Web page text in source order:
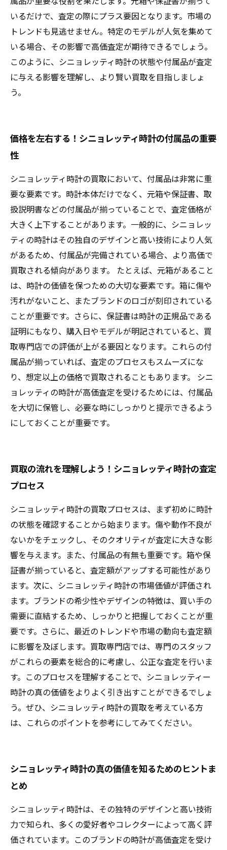
いるだけで、査定の際にプラス要因となります。市場の
トレンドも見逃せません。特定のモデルが人気を集めて
いる場合、その影響で高価査定が期待できるでしょう。
このように、シニョレッティ時計の状態や付属品が査定
に与える影響を理解し、より賢い買取を目指しましょ
う。
価格を左右する！シニョレッティ時計の付属品の重要
性
シニョレッティ時計の買取において、付属品は非常に重
要な要素です。時計本体だけでなく、元箱や保証書、取
扱説明書などの付属品が揃っていることで、査定価格が
大きく上下することがあります。一般的に、シニョレッ
ティの時計はその独自のデザインと高い技術により人気
があるため、付属品が完備されている場合、より高価で
買取される傾向があります。 たとえば、元箱があること
は、時計の価値を保つための大切な要素です。箱に傷や
汚れがないこと、またブランドのロゴが刻印されている
ことが重要です。さらに、保証書は時計の正規品である
証明にもなり、購入日やモデルが明記されていると、買
取専門店での評価が上がる要因となります。これらの付
属品が揃っていれば、査定のプロセスもスムーズにな
り、想定以上の価格で買取されることもあります。 シニ
ョレッティの時計が高価査定を受けるためには、付属品
を大切に保管し、必要な時にしっかりと提示できるよう
にしておくことが重要です。
買取の流れを理解しよう！シニョレッティ時計の査定
プロセス
シニョレッティ時計の買取プロセスは、まず初めに時計
の状態を確認することから始まります。傷や動作不良が
ないかをチェックし、そのクオリティが査定に大きな影
響を与えます。また、付属品の有無も重要です。箱や保
証書が揃っていると、査定額がアップする可能性があり
ます。次に、シニョレッティ時計の市場価値が評価され
ます。ブランドの希少性やデザインの特徴は、買い手の
需要に直結するため、しっかりと把握しておくことが重
要です。さらに、最近のトレンドや市場の動向も査定額
に影響を及ぼします。買取専門店では、専門のスタッフ
がこれらの要素を総合的に考慮し、公正な査定を行いま
す。このプロセスを理解することで、シニョレッティー
時計の真の価値をよりよく引き出すことができるでしょ
う。ぜひ、シニョレッティ時計の買取を考えている方
は、これらのポイントを参考にしてみてください。
シニョレッティ時計の真の価値を知るためのヒントま
とめ
シニョレッティ時計は、その独特のデザインと高い技術
力で知られ、多くの愛好者やコレクターによって高く評
価されています。このブランドの時計が高価査定を受け